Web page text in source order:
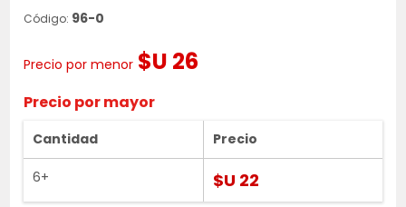
Código: 96-0
Precio por menor $U 26
Precio por mayor
Cantidad
6+
Precio
$U 22